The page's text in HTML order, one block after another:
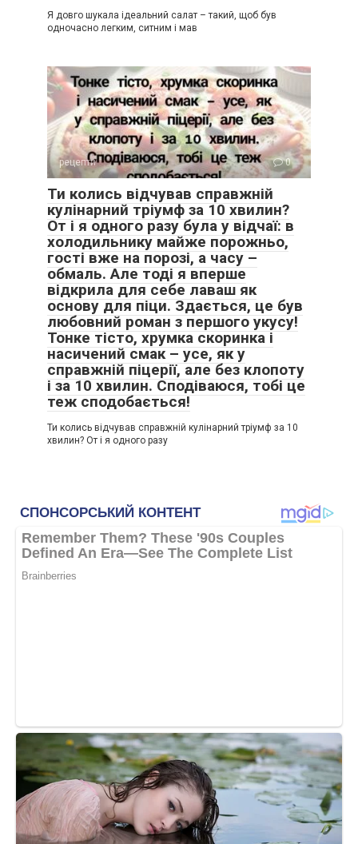
Я довго шукала ідеальний салат – такий, щоб був
одночасно легким, ситним і мав
рецепти 0
Ти колись відчував справжній
кулінарний тріумф за 10 хвилин?
От і я одного разу була у відчаї: в
холодильнику майже порожньо,
гості вже на порозі, а часу –
обмаль. Але тоді я вперше
відкрила для себе лаваш як
основу для піци. Здається, це був
любовний роман з першого укусу!
Тонке тісто, хрумка скоринка і
насичений смак – усе, як у
справжній піцерії, але без клопоту
і за 10 хвилин. Сподіваюся, тобі це
теж сподобається!
Ти колись відчував справжній кулінарний тріумф за 10
хвилин? От і я одного разу